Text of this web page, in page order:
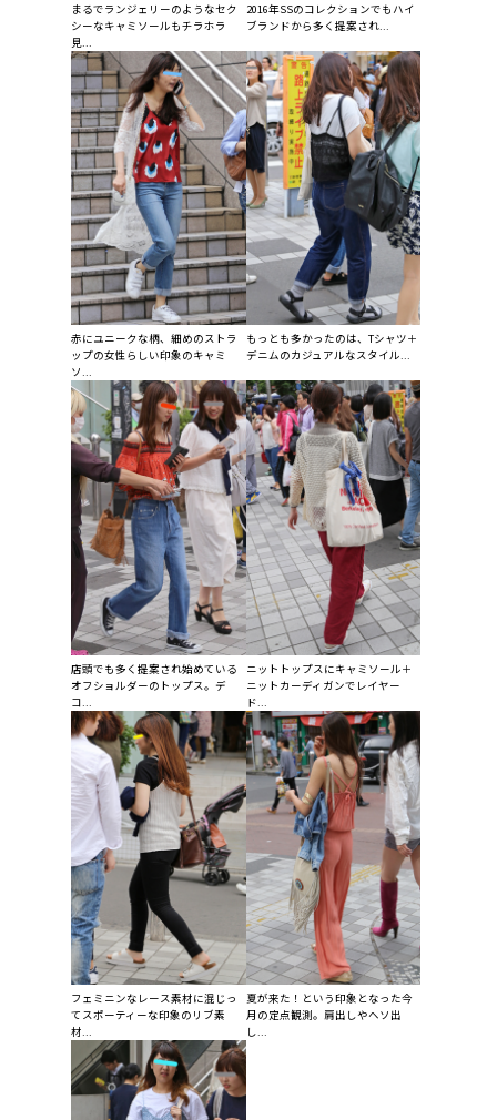
まるでランジェリーのようなセク
シーなキャミソールもチラホラ
見...
2016年SSのコレクションでもハイ
ブランドから多く提案され...
赤にユニークな柄、細めのストラ
ップの女性らしい印象のキャミ
ソ...
もっとも多かったのは、Tシャツ＋
デニムのカジュアルなスタイル...
店頭でも多く提案され始めている
オフショルダーのトップス。デ
コ...
ニットトップスにキャミソール＋
ニットカーディガンでレイヤー
ド...
フェミニンなレース素材に混じっ
てスポーティーな印象のリブ素
材...
夏が来た！という印象となった今
月の定点観測。肩出しやヘソ出
し...